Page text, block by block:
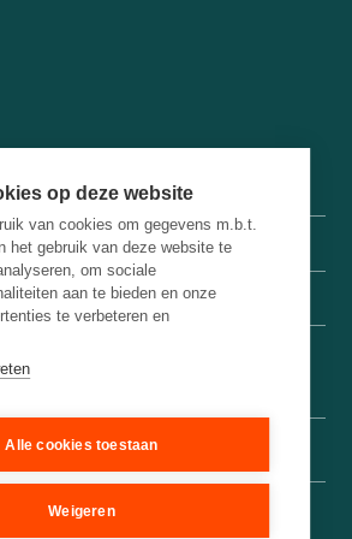
1546 JH Jisp
creatieve nieuwsbrief
op deze website
van cookies om gegevens m.b.t.
het gebruik van deze website te
om sociale
aan te bieden en onze
te verbeteren en
Alle cookies toestaan
Weigeren